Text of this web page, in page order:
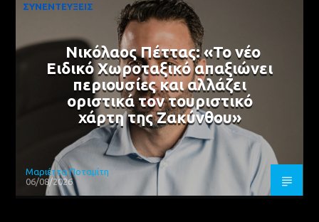
ΣΥΝΕΝΤΕΥΞΕΙΣ
Νικόλαος Πέττας: «Το νέο
Ειδικό Χωροταξικό απαξιώνει
περιουσίες και αλλάζει
οριστικά τον τουριστικό
χάρτη της Ζακύνθου»
Μαριέττα Ποταμίτη
06/08/2026